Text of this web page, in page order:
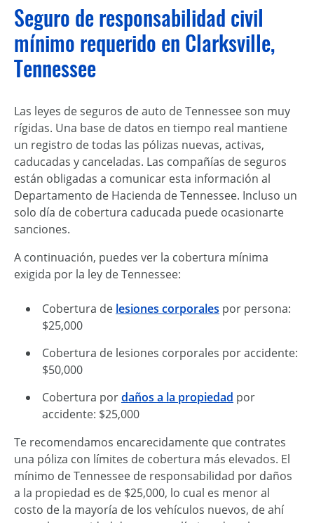
Seguro de responsabilidad civil
mínimo requerido en Clarksville,
Tennessee
Las leyes de seguros de auto de Tennessee son muy
rígidas. Una base de datos en tiempo real mantiene
un registro de todas las pólizas nuevas, activas,
caducadas y canceladas. Las compañías de seguros
están obligadas a comunicar esta información al
Departamento de Hacienda de Tennessee. Incluso un
solo día de cobertura caducada puede ocasionarte
sanciones.
A continuación, puedes ver la cobertura mínima
exigida por la ley de Tennessee:
Cobertura de lesiones corporales por persona:
$25,000
Cobertura de lesiones corporales por accidente:
$50,000
Cobertura pordaños a la propiedad por
accidente: $25,000
Te recomendamos encarecidamente que contrates
una póliza con límites de cobertura más elevados. El
mínimo de Tennessee de responsabilidad por daños
a la propiedad es de $25,000, lo cual es menor al
costo de la mayoría de los vehículos nuevos, de ahí